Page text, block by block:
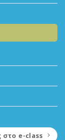
στο e-class